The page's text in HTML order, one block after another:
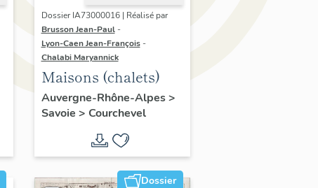
Dossier IA73000016 | Réalisé par
Brusson Jean-Paul -
Lyon-Caen Jean-François -
Chalabi Maryannick
Maisons (chalets)
Auvergne-Rhône-Alpes>
Savoie > Courchevel
Dossier